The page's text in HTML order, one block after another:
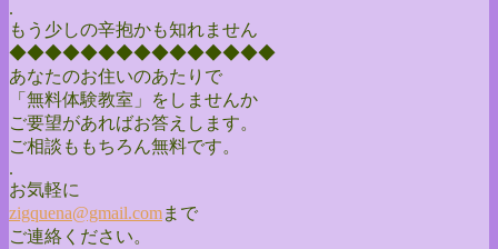
.
もう少しの辛抱かも知れません
◆◆◆◆◆◆◆◆◆◆◆◆◆◆◆
あなたのお住いのあたりで
「無料体験教室」をしませんか
ご要望があればお答えします。
ご相談ももちろん無料です。
.
お気軽に
zigquena@gmail.comまで
ご連絡ください。